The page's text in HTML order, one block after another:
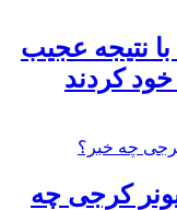
با نتیجه عجیب
کردند
کرجی چه